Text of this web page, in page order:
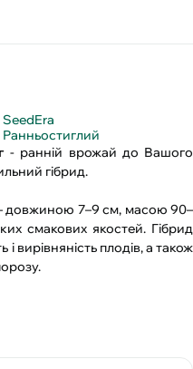
SeedEra
Ранньостиглий
- ранній врожай до Вашого
гібрид.
довжиною 7–9 см, масою 90–
смакових якостей. Гібрид
і вирівняність плодів, а також